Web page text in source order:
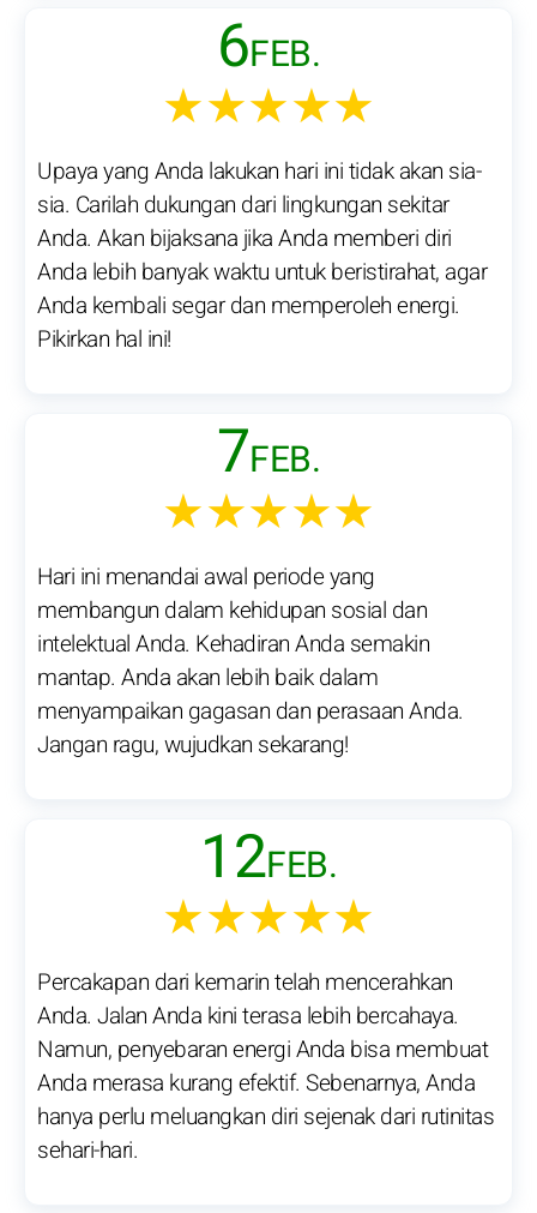
6FEB.
★★★★★
Upaya yang Anda lakukan hari ini tidak akan sia-
sia. Carilah dukungan dari lingkungan sekitar
Anda. Akan bijaksana jika Anda memberi diri
Anda lebih banyak waktu untuk beristirahat, agar
Anda kembali segar dan memperoleh energi.
Pikirkan hal ini!
7FEB.
★★★★★
Hari ini menandai awal periode yang
membangun dalam kehidupan sosial dan
intelektual Anda. Kehadiran Anda semakin
mantap. Anda akan lebih baik dalam
menyampaikan gagasan dan perasaan Anda.
Jangan ragu, wujudkan sekarang!
12FEB.
★★★★★
Percakapan dari kemarin telah mencerahkan
Anda. Jalan Anda kini terasa lebih bercahaya.
Namun, penyebaran energi Anda bisa membuat
Anda merasa kurang efektif. Sebenarnya, Anda
hanya perlu meluangkan diri sejenak dari rutinitas
sehari-hari.